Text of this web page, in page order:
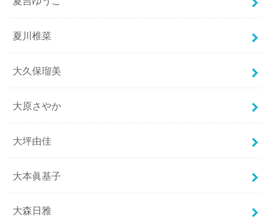
夏川椎菜
大久保瑠美
大原さやか
大坪由佳
大本眞基子
大森日雅